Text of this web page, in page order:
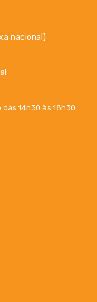
nacional)
14h30 às 18h30.